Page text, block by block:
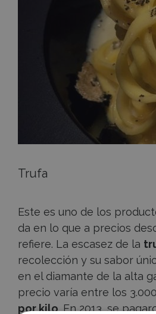
Trufa
Este es uno de los
da en lo que a precios
refiere. La escasez de la
recolección y su sabor
en el diamante de la alta
precio varía entre los
por kilo. En 2013, se